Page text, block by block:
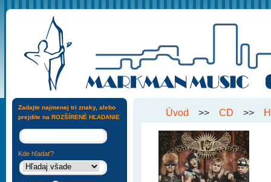
Úvod >> CD >>
Zadajte najmenej tri znaky, alebo
prejdite na ROZŠÍRENÉ HĽADANIE
Kde hľadať?